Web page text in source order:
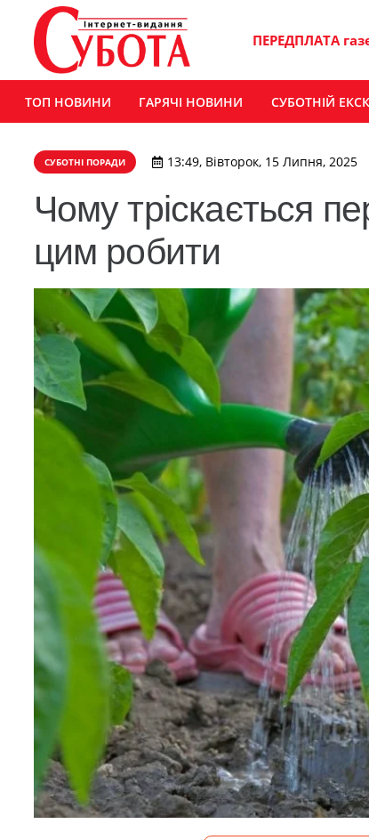
ПЕРЕДПЛАТА
ТОП НОВИНИ ГАРЯЧІ НОВИНИ СУБОТНІЙ
СУБОТНІ ПОРАДИ 13:49, Вівторок, 15 Липня, 2025
Чому тріскається
цим робити